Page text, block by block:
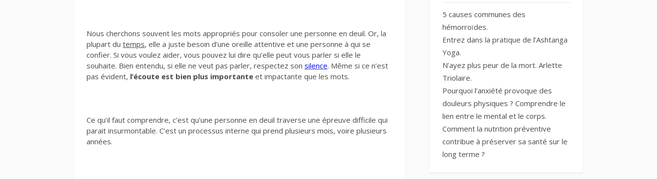
Nous cherchons souvent les mots appropriés pour consoler une personne en deuil. Or, la
plupart du temps, elle a juste besoin d’une oreille attentive et une personne à qui se
confier. Si vous voulez aider, vous pouvez lui dire qu’elle peut vous parler si elle le
souhaite. Bien entendu, si elle ne veut pas parler, respectez son silence. Même si ce n’est
pas évident, l’écoute est bien plus importante et impactante que les mots.
Ce qu’il faut comprendre, c’est qu’une personne en deuil traverse une épreuve difficile qui
parait insurmontable. C’est un processus interne qui prend plusieurs mois, voire plusieurs
années.
5 causes communes des
hémorroïdes.
Entrez dans la pratique de l’Ashtanga
Yoga.
N’ayez plus peur de la mort. Arlette
Triolaire.
Pourquoi l’anxiété provoque des
douleurs physiques ? Comprendre le
lien entre le mental et le corps.
Comment la nutrition préventive
contribue à préserver sa santé sur le
long terme ?